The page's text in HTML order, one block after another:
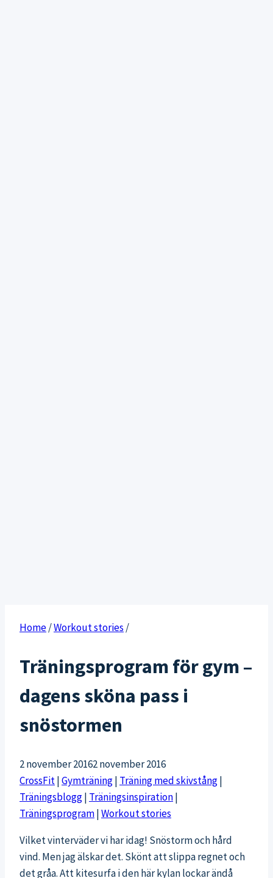
Home/Workout stories /
Träningsprogram för gym –
dagens sköna pass i
snöstormen
2 november 20162 november 2016
CrossFit|Gymträning| Träning med skivstång|
Träningsblogg| Träningsinspiration|
Träningsprogram|Workout stories
Vilket vinterväder vi har idag! Snöstorm och hård
vind. Men jag älskar det. Skönt att slippa regnet och
det gråa. Att kitesurfa i den här kylan lockar ändå